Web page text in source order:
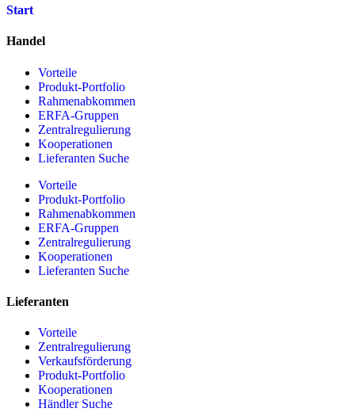
Start
Handel
Vorteile
Produkt-Portfolio
Rahmenabkommen
ERFA-Gruppen
Zentralregulierung
Kooperationen
Lieferanten Suche
Vorteile
Produkt-Portfolio
Rahmenabkommen
ERFA-Gruppen
Zentralregulierung
Kooperationen
Lieferanten Suche
Lieferanten
Vorteile
Zentralregulierung
Verkaufsförderung
Produkt-Portfolio
Kooperationen
Händler Suche